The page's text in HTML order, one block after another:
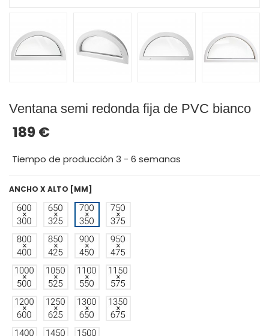
Ventana semi redonda fija de PVC bianco
189 €
Tiempo de producción 3 - 6 semanas
ANCHO X ALTO [MM]